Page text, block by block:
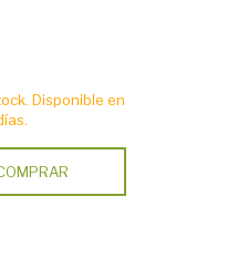
Disponible en